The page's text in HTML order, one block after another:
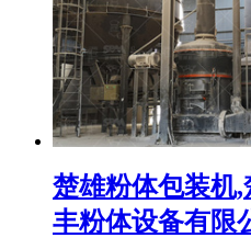
楚雄粉体包装机
丰粉体设备有限